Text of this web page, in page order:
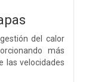
del calor
más
las velocidades